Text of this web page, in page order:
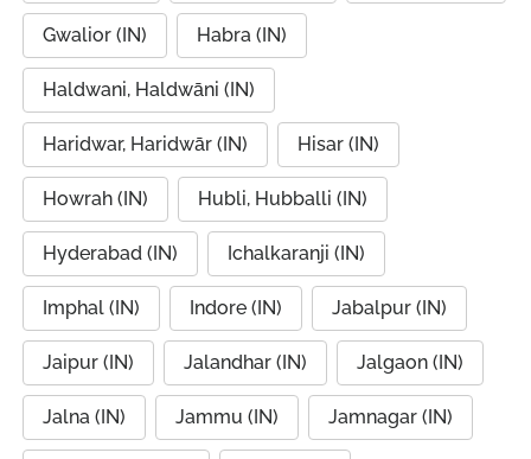
Gwalior (IN) Habra (IN)
Haldwani, Haldwāni (IN)
Haridwar, Haridwār (IN) Hisar (IN)
Howrah (IN) Hubli, Hubballi (IN)
Hyderabad (IN) Ichalkaranji (IN)
Imphal (IN) Indore (IN) Jabalpur (IN)
Jaipur (IN) Jalandhar (IN) Jalgaon (IN)
Jalna (IN) Jammu (IN) Jamnagar (IN)